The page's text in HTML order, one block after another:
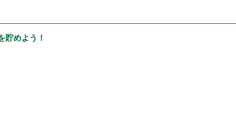
貯めよう！